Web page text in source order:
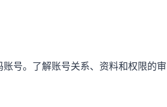
号。了解账号关系、资料和权限的审